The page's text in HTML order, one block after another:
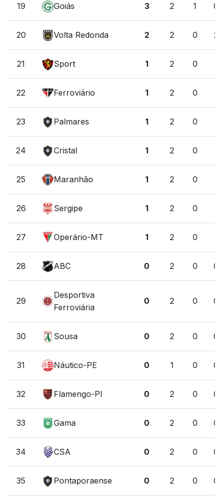
19 Goiás 3 2 1 0
20 Volta Redonda 2 2 0 2
21 Sport 1 2 0 1
22 Ferroviário 1 2 0 1
23 Palmares 1 2 0 1
24 Cristal 1 2 0 1
25 Maranhão 1 2 0 1
26 Sergipe 1 2 0 1
27 Operário-MT 1 2 0 1
28 ABC 0 2 0 0
29
Desportiva
Ferroviária
0 2 0 0
30 Sousa 0 2 0 0
31 Náutico-PE 0 1 0 0
32 Flamengo-PI 0 2 0 0
33 Gama 0 2 0 0
34 CSA 0 2 0 0
35 Pontaporaense 0 2 0 0